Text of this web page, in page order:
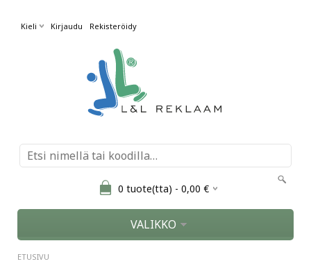
Kieli Kirjaudu Rekisteröidy
0 tuote(tta) - 0,00 €
VALIKKO
ETUSIVU